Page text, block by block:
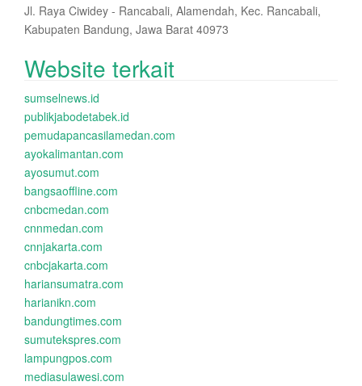
Jl. Raya Ciwidey - Rancabali, Alamendah, Kec. Rancabali,
Kabupaten Bandung, Jawa Barat 40973
Website terkait
sumselnews.id
publikjabodetabek.id
pemudapancasilamedan.com
ayokalimantan.com
ayosumut.com
bangsaoffline.com
cnbcmedan.com
cnnmedan.com
cnnjakarta.com
cnbcjakarta.com
hariansumatra.com
harianikn.com
bandungtimes.com
sumutekspres.com
lampungpos.com
mediasulawesi.com